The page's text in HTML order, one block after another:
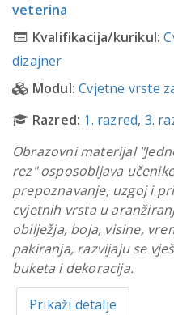
veterina
Kvalifikacija/kurikul:
dizajner
Modul: Cvjetne vrste
Razred: 1. razred, 3.
Obrazovni materijal
rez" osposobljava
prepoznavanje, uzgoj i
cvjetnih vrsta u
obilježja, boja, visine,
pakiranja, razvijaju se
buketa i dekoracija.
Prikaži detalje